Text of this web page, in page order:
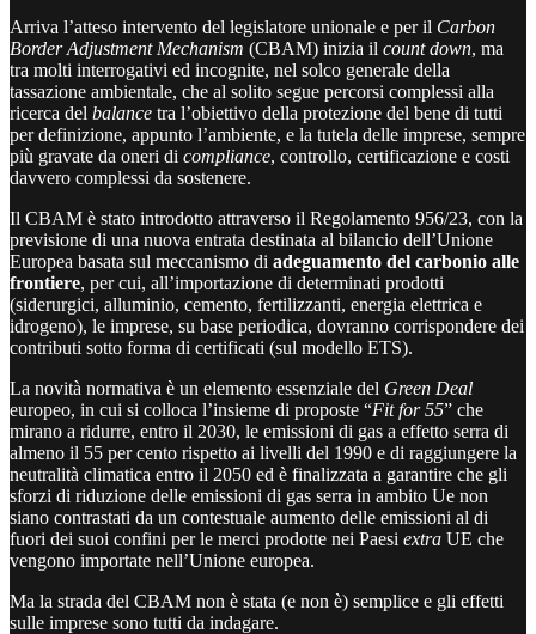
Arriva l’atteso intervento del legislatore unionale e per il Carbon
Border Adjustment Mechanism (CBAM) inizia il count down, ma
tra molti interrogativi ed incognite, nel solco generale della
tassazione ambientale, che al solito segue percorsi complessi alla
ricerca del balance tra l’obiettivo della protezione del bene di tutti
per definizione, appunto l’ambiente, e la tutela delle imprese, sempre
più gravate da oneri di compliance, controllo, certificazione e costi
davvero complessi da sostenere.
Il CBAM è stato introdotto attraverso il Regolamento 956/23, con la
previsione di una nuova entrata destinata al bilancio dell’Unione
Europea basata sul meccanismo di adeguamento del carbonio alle
frontiere, per cui, all’importazione di determinati prodotti
(siderurgici, alluminio, cemento, fertilizzanti, energia elettrica e
idrogeno), le imprese, su base periodica, dovranno corrispondere dei
contributi sotto forma di certificati (sul modello ETS).
La novità normativa è un elemento essenziale del Green Deal
europeo, in cui si colloca l’insieme di proposte “Fit for 55” che
mirano a ridurre, entro il 2030, le emissioni di gas a effetto serra di
almeno il 55 per cento rispetto ai livelli del 1990 e di raggiungere la
neutralità climatica entro il 2050 ed è finalizzata a garantire che gli
sforzi di riduzione delle emissioni di gas serra in ambito Ue non
siano contrastati da un contestuale aumento delle emissioni al di
fuori dei suoi confini per le merci prodotte nei Paesi extra UE che
vengono importate nell’Unione europea.
Ma la strada del CBAM non è stata (e non è) semplice e gli effetti
sulle imprese sono tutti da indagare.